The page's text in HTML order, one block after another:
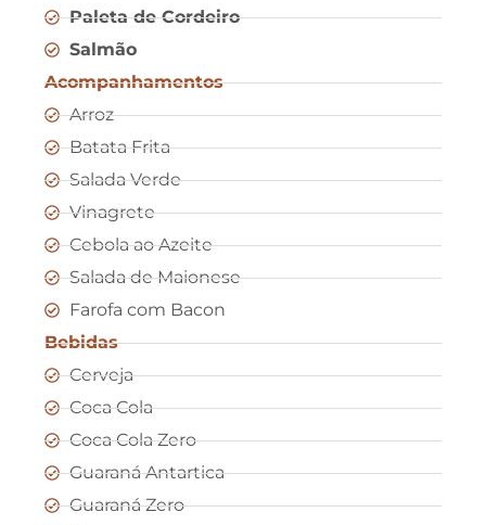
Paleta de Cordeiro
Salmão
Acompanhamentos
Arroz
Batata Frita
Salada Verde
Vinagrete
Cebola ao Azeite
Salada de Maionese
Farofa com Bacon
Bebidas
Cerveja
Coca Cola
Coca Cola Zero
Guaraná Antartica
Guaraná Zero